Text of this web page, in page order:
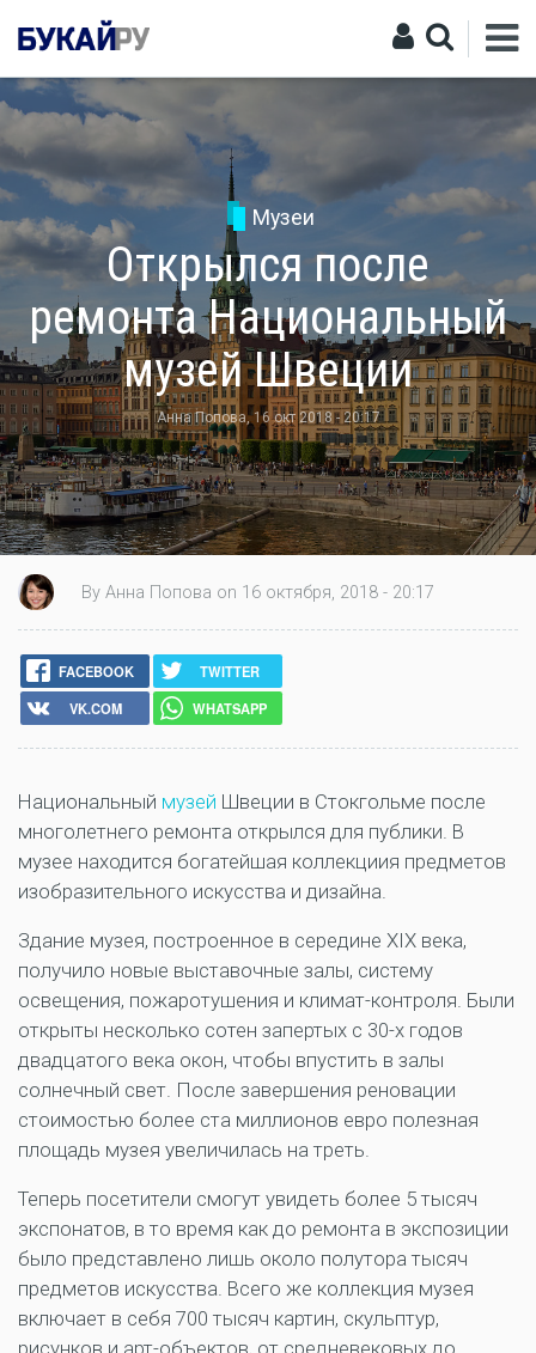
Музеи
Открылся после
ремонта Национальный
музей Швеции
Анна Попова, 16 окт 2018 - 20:17
By Анна Попова on 16 октября, 2018 - 20:17
FACEBOOK
TWITTER
VK.COM
WHATSAPP
Национальный музей Швеции в Стокгольме после
многолетнего ремонта открылся для публики. В
музее находится богатейшая коллекциия предметов
изобразительного искусства и дизайна.
Здание музея, построенное в середине XIX века,
получило новые выставочные залы, систему
освещения, пожаротушения и климат-контроля. Были
открыты несколько сотен запертых с 30-х годов
двадцатого века окон, чтобы впустить в залы
солнечный свет. После завершения реновации
стоимостью более ста миллионов евро полезная
площадь музея увеличилась на треть.
Теперь посетители смогут увидеть более 5 тысяч
экспонатов, в то время как до ремонта в экспозиции
было представлено лишь около полутора тысяч
предметов искусства. Всего же коллекция музея
включает в себя 700 тысяч картин, скульптур,